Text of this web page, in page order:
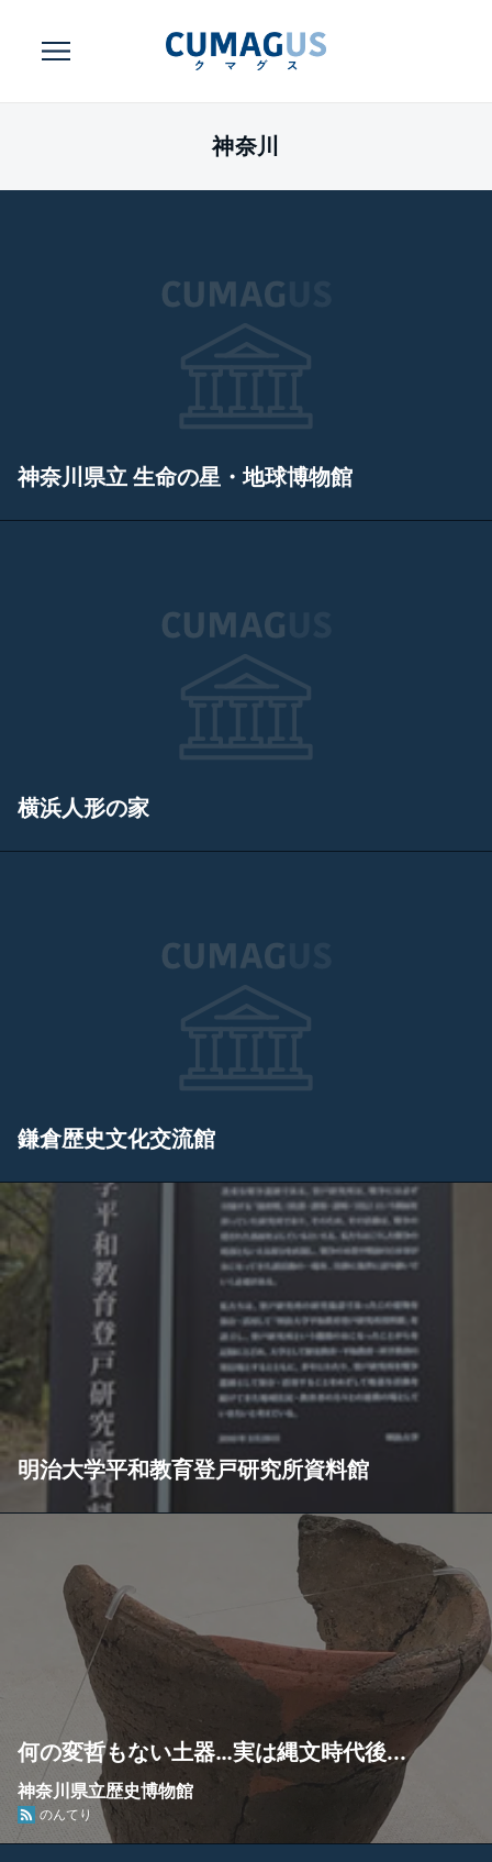
神奈川
神奈川県立 生命の星・地球博物館
横浜人形の家
鎌倉歴史文化交流館
明治大学平和教育登戸研究所資料館
何の変哲もない土器…実は縄文時代後...
神奈川県立歴史博物館
のんてり